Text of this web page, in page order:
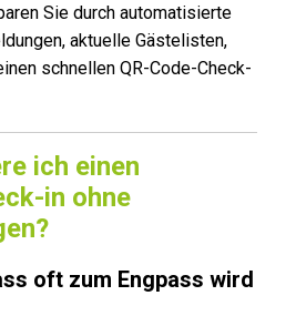
Sie durch automatisierte
aktuelle Gästelisten,
schnellen QR-Code-Check-
ich einen
in ohne
oft zum Engpass wird